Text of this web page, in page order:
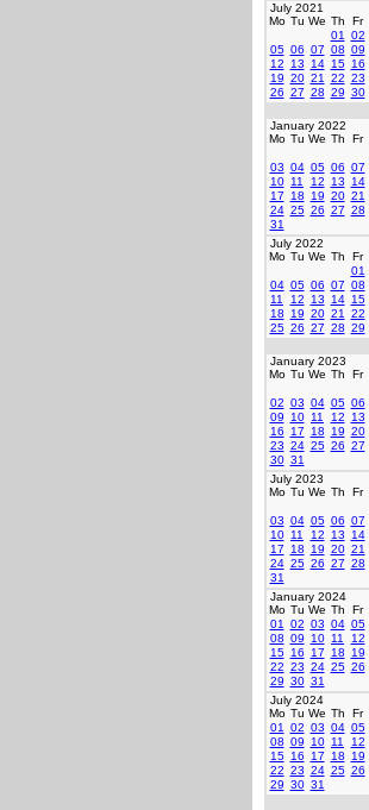
July 2021
Mo Tu We Th Fr
01
02
05 06 07 08 09
12
13 14 15 16
19 20 21 22 23
26 27 28 29 30
January 2022
Mo Tu We Th Fr
03 04 05 06 07
10 11 12 13 14
17
18 19 20 21
24 25 26 27 28
31
July 2022
Mo Tu We Th Fr
01
04 05 06 07 08
11
12 13 14 15
18
19 20 21 22
25 26 27 28 29
January 2023
Mo Tu We Th Fr
02 03 04 05 06
09
10 11 12 13
16
17 18 19 20
23 24 25 26 27
30 31
July 2023
Mo Tu We Th Fr
03 04 05 06 07
10 11 12 13 14
17
18 19 20 21
24 25 26 27 28
31
January 2024
Mo Tu We Th Fr
01
02 03 04 05
08 09 10 11 12
15 16 17 18 19
22 23 24 25 26
29 30 31
July 2024
Mo Tu We Th Fr
01
02 03 04 05
08 09 10 11 12
15 16 17 18 19
22 23 24 25 26
29 30 31